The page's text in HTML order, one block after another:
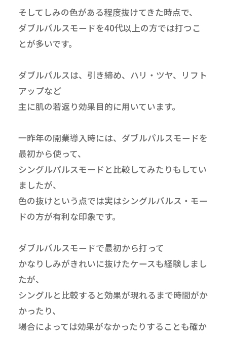
そしてしみの色がある程度抜けてきた時点で、
ダブルパルスモードを40代以上の方では打つこ
とが多いです。
ダブルパルスは、引き締め、ハリ・ツヤ、リフト
アップなど
主に肌の若返り効果目的に用いています。
一昨年の開業導入時には、ダブルパルスモードを
最初から使って、
シングルパルスモードと比較してみたりもしてい
ましたが、
色の抜けという点では実はシングルパルス・モー
ドの方が有利な印象です。
ダブルパルスモードで最初から打って
かなりしみがきれいに抜けたケースも経験しまし
たが、
シングルと比較すると効果が現れるまで時間がか
かったり、
場合によっては効果がなかったりすることも確か